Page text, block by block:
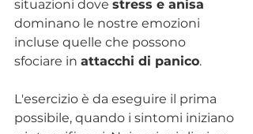
situazioni dove stress e anisa
dominano le nostre emozioni
incluse quelle che possono
sfociare in attacchi di panico.
L'esercizio è da eseguire il prima
possibile, quando i sintomi iniziano